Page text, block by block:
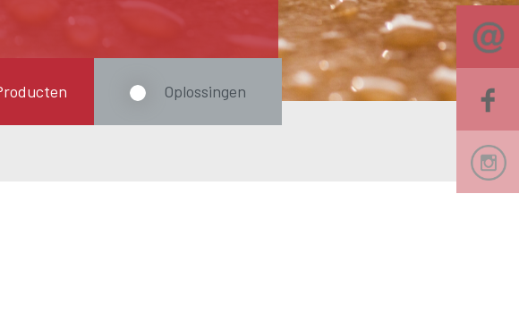
Oplossingen